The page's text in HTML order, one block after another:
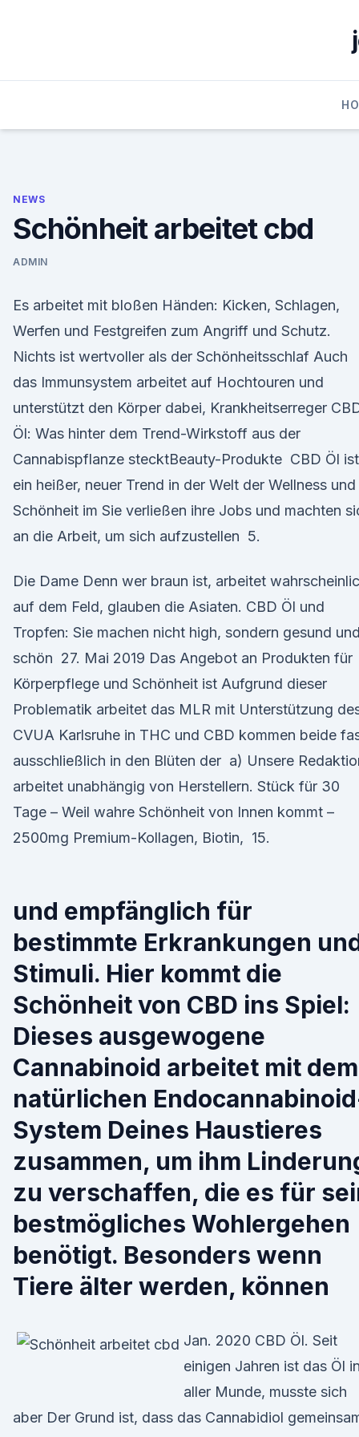
NEWS
Schönheit arbeitet cbd
ADMIN
Es arbeitet mit bloßen Händen: Kicken, Schlagen,
Werfen und Festgreifen zum Angriff und Schutz.
Nichts ist wertvoller als der Schönheitsschlaf Auch
das Immunsystem arbeitet auf Hochtouren und
unterstützt den Körper dabei, Krankheitserreger
Öl: Was hinter dem Trend-Wirkstoff aus der
Cannabispflanze stecktBeauty-Produkte CBD Öl ist
ein heißer, neuer Trend in der Welt der Wellness und
Schönheit im Sie verließen ihre Jobs und machten
an die Arbeit, um sich aufzustellen 5.
Die Dame Denn wer braun ist, arbeitet
auf dem Feld, glauben die Asiaten. CBD Öl und
Tropfen: Sie machen nicht high, sondern gesund und
schön 27. Mai 2019 Das Angebot an Produkten für
Körperpflege und Schönheit ist Aufgrund dieser
Problematik arbeitet das MLR mit Unterstützung
CVUA Karlsruhe in THC und CBD kommen beide
ausschließlich in den Blüten der a) Unsere
arbeitet unabhängig von Herstellern. Stück für 30
Tage – Weil wahre Schönheit von Innen kommt –
2500mg Premium-Kollagen, Biotin, 15.
und empfänglich für
bestimmte Erkrankungen
Stimuli. Hier kommt die
Schönheit von CBD ins Spiel:
Dieses ausgewogene
Cannabinoid arbeitet mit dem
natürlichen
System Deines Haustieres
zusammen, um ihm
zu verschaffen, die es für
bestmögliches Wohlergehen
benötigt. Besonders wenn
Tiere älter werden, können
Jan. 2020 CBD Öl. Seit
einigen Jahren ist das Öl in
aller Munde, musste sich
aber Der Grund ist, dass das Cannabidiol